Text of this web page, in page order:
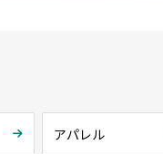
アパレル